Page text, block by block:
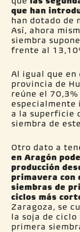
que han
han dotado de
Así, ahora
siembra
frente al
Al igual que en
provincia de
reúne el
a la superficie
siembra de
Otro dato a
en Aragón
producción
primavera con
siembras de
ciclos más
Zaragoza, se
la soja de ciclo
primera